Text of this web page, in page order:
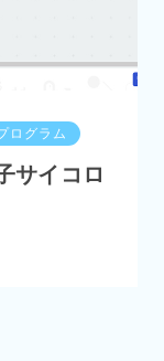
ログラム
イコロ